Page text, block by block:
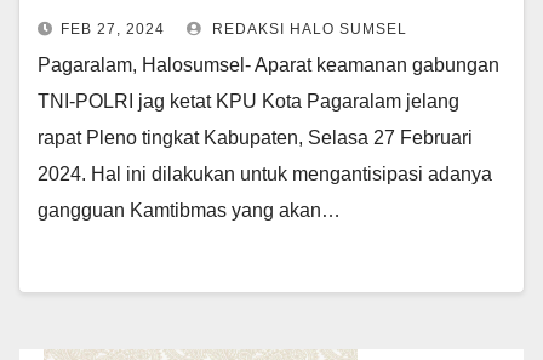
FEB 27, 2024 REDAKSI HALO SUMSEL
Pagaralam, Halosumsel- Aparat keamanan gabungan
TNI-POLRI jag ketat KPU Kota Pagaralam jelang
rapat Pleno tingkat Kabupaten, Selasa 27 Februari
2024. Hal ini dilakukan untuk mengantisipasi adanya
gangguan Kamtibmas yang akan…